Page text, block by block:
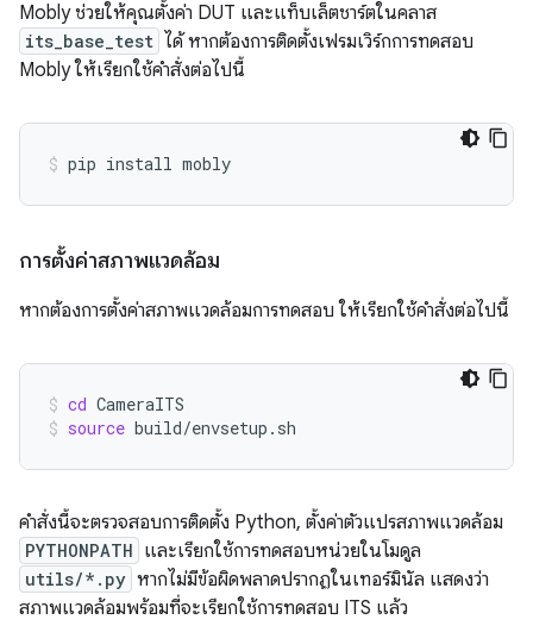
Mobly ช่วยให้คุณตั้งค่า DUT และแท็บเล็ตชาร์ตในคลาส
its_base_test ได้ หากต้องการติดตั้งเฟรมเวิร์กการทดสอบ
Mobly ให้เรียกใช้คำสั่งต่อไปนี้
pip install mobly
การตั้งค่าสภาพแวดล้อม
หากต้องการตั้งค่าสภาพแวดล้อมการทดสอบ ให้เรียกใช้คำสั่งต่อไปนี้
cd CameraITS
source build/envsetup.sh
คำสั่งนี้จะตรวจสอบการติดตั้ง Python, ตั้งค่าตัวแปรสภาพแวดล้อม
PYTHONPATH และเรียกใช้การทดสอบหน่วยในโมดูล
utils/*.py หากไม่มีข้อผิดพลาดปรากฏในเทอร์มินัล แสดงว่า
สภาพแวดล้อมพร้อมที่จะเรียกใช้การทดสอบ ITS แล้ว